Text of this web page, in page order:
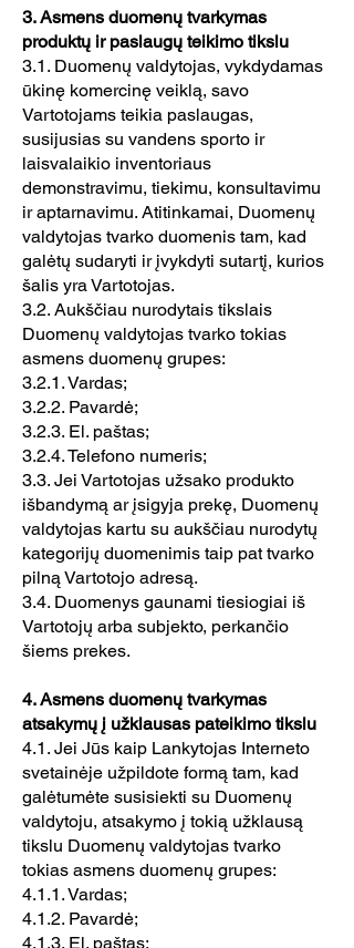
3. Asmens duomenų tvarkymas
produktų ir paslaugų teikimo tikslu
3.1. Duomenų valdytojas, vykdydamas
ūkinę komercinę veiklą, savo
Vartotojams teikia paslaugas,
susijusias su vandens sporto ir
laisvalaikio inventoriaus
demonstravimu, tiekimu, konsultavimu
ir aptarnavimu. Atitinkamai, Duomenų
valdytojas tvarko duomenis tam, kad
galėtų sudaryti ir įvykdyti sutartį, kurios
šalis yra Vartotojas.
3.2. Aukščiau nurodytais tikslais
Duomenų valdytojas tvarko tokias
asmens duomenų grupes:
3.2.1. Vardas;
3.2.2. Pavardė;
3.2.3. El. paštas;
3.2.4. Telefono numeris;
3.3. Jei Vartotojas užsako produkto
išbandymą ar įsigyja prekę, Duomenų
valdytojas kartu su aukščiau nurodytų
kategorijų duomenimis taip pat tvarko
pilną Vartotojo adresą.
3.4. Duomenys gaunami tiesiogiai iš
Vartotojų arba subjekto, perkančio
šiems prekes.
4. Asmens duomenų tvarkymas
atsakymų į užklausas pateikimo tikslu
4.1. Jei Jūs kaip Lankytojas Interneto
svetainėje užpildote formą tam, kad
galėtumėte susisiekti su Duomenų
valdytoju, atsakymo į tokią užklausą
tikslu Duomenų valdytojas tvarko
tokias asmens duomenų grupes:
4.1.1. Vardas;
4.1.2. Pavardė;
4.1.3. El. paštas;